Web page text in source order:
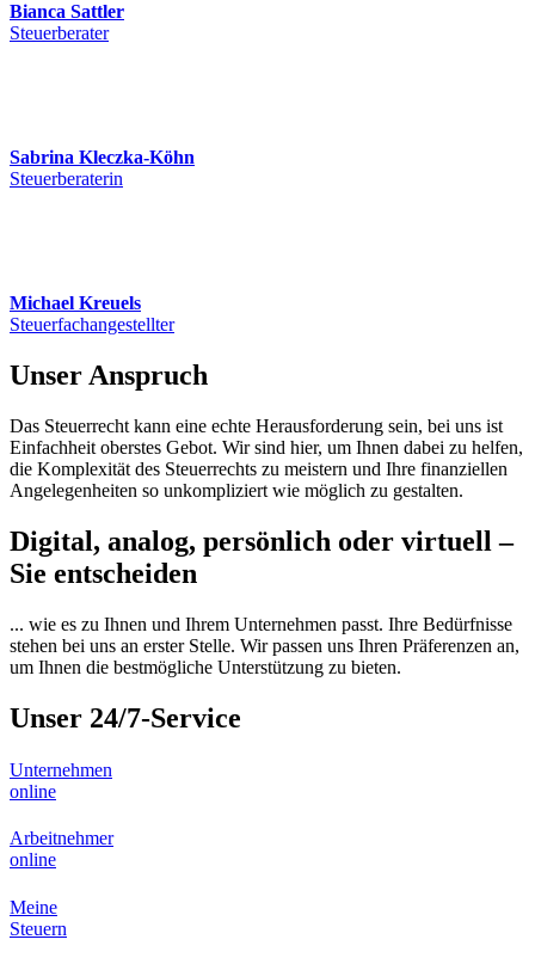
Bianca Sattler
Steuerberater
Sabrina Kleczka-Köhn
Steuerberaterin
Michael Kreuels
Steuerfachangestellter
Unser Anspruch
Das Steuerrecht kann eine echte Herausforderung sein, bei uns ist
Einfachheit oberstes Gebot. Wir sind hier, um Ihnen dabei zu helfen,
die Komplexität des Steuerrechts zu meistern und Ihre finanziellen
Angelegenheiten so unkompliziert wie möglich zu gestalten.
Digital, analog, persönlich oder virtuell –
Sie entscheiden
... wie es zu Ihnen und Ihrem Unternehmen passt. Ihre Bedürfnisse
stehen bei uns an erster Stelle. Wir passen uns Ihren Präferenzen an,
um Ihnen die bestmögliche Unterstützung zu bieten.
Unser 24/7-Service
Unternehmen
online
Arbeitnehmer
online
Meine
Steuern